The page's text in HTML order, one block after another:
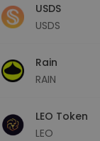
USDS
USDS
Rain
RAIN
LEO Token
LEO